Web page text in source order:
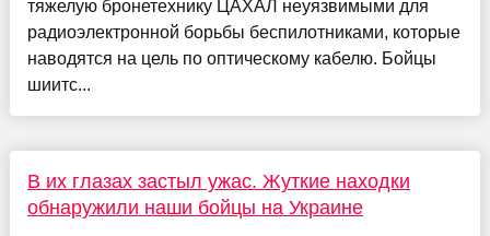
тяжелую бронетехнику ЦАХАЛ неуязвимыми для
радиоэлектронной борьбы беспилотниками, которые
наводятся на цель по оптическому кабелю. Бойцы
шиитс...
В их глазах застыл ужас. Жуткие находки
обнаружили наши бойцы на Украине